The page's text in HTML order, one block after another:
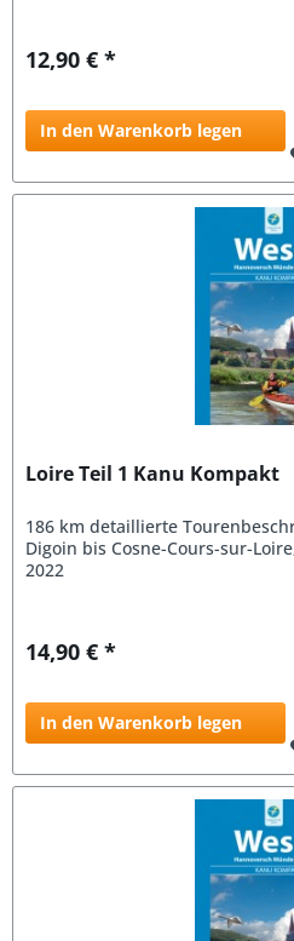
12,90 € *
In den Warenkorb legen
Loire Teil 1 Kanu Kompakt
186 km detaillierte
Digoin bis Cosne-Cours-sur-
2022
14,90 € *
In den Warenkorb legen